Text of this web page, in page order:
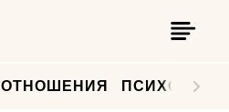
ОТНОШЕНИЯ